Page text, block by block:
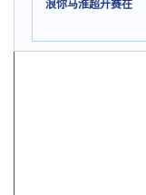
浪你马淮超开赛在